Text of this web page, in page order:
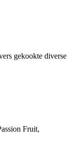
gekookte diverse
Fruit,